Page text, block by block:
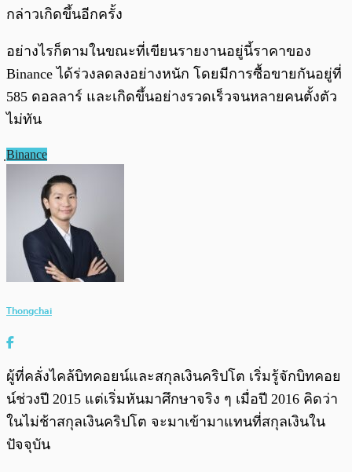
กล่าวเกิดขึ้นอีกครั้ง
อย่างไรก็ตามในขณะที่เขียนรายงานอยู่นี้ราคาของ
Binance ได้ร่วงลดลงอย่างหนัก โดยมีการซื้อขายกันอยู่ที่
585 ดอลลาร์ และเกิดขึ้นอย่างรวดเร็วจนหลายคนตั้งตัว
ไม่ทัน
ฺBinance
Thongchai
ผู้ที่คลั่งไคล้บิทคอยน์และสกุลเงินคริปโต เริ่มรู้จักบิทคอย
น์ช่วงปี 2015 แต่เริ่มหันมาศึกษาจริง ๆ เมื่อปี 2016 คิดว่า
ในไม่ช้าสกุลเงินคริปโต จะมาเข้ามาแทนที่สกุลเงินใน
ปัจจุบัน